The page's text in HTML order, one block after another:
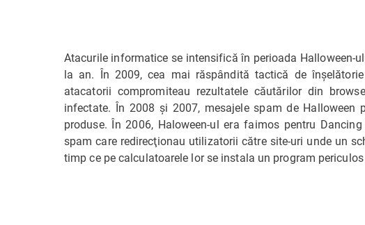
Atacurile informatice se intensifică în perioada Halloween-
la an. În 2009, cea mai răspândită tactică de
atacatorii compromiteau rezultatele căutărilor din
infectate. În 2008 şi 2007, mesajele spam de Halloween
produse. În 2006, Haloween-ul era faimos pentru
spam care redirecţionau utilizatorii către site-uri unde un
timp ce pe calculatoarele lor se instala un program